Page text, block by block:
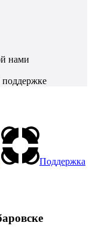
нами
поддержке
Поддержка